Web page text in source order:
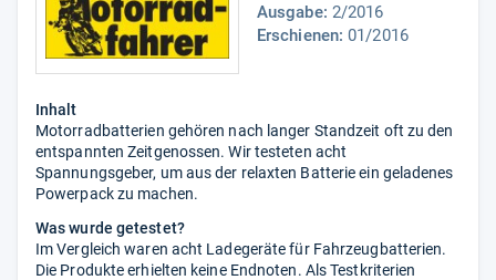
den
Ausgabe: 2/2016
Erschienen: 01/2016
Inhalt
Motorradbatterien gehören nach langer Standzeit oft zu den
entspannten Zeitgenossen. Wir testeten acht
Spannungsgeber, um aus der relaxten Batterie ein geladenes
Powerpack zu machen.
Was wurde getestet?
Im Vergleich waren acht Ladegeräte für Fahrzeugbatterien.
Die Produkte erhielten keine Endnoten. Als Testkriterien